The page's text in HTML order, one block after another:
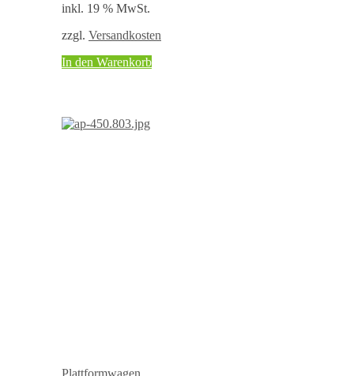
inkl. 19 % MwSt.
zzgl. Versandkosten
In den Warenkorb
Plattformwagen